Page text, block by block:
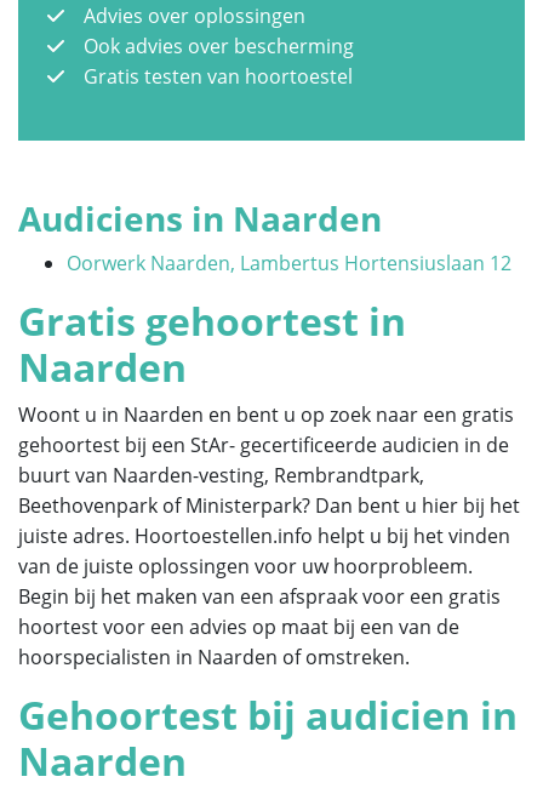
Advies over oplossingen
Ook advies over bescherming
Gratis testen van hoortoestel
Audiciens in Naarden
Oorwerk Naarden, Lambertus Hortensiuslaan 12
Gratis gehoortest in
Naarden
Woont u in Naarden en bent u op zoek naar een gratis
gehoortest bij een StAr- gecertificeerde audicien in de
buurt van Naarden-vesting, Rembrandtpark,
Beethovenpark of Ministerpark? Dan bent u hier bij het
juiste adres. Hoortoestellen.info helpt u bij het vinden
van de juiste oplossingen voor uw hoorprobleem.
Begin bij het maken van een afspraak voor een gratis
hoortest voor een advies op maat bij een van de
hoorspecialisten in Naarden of omstreken.
Gehoortest bij audicien in
Naarden